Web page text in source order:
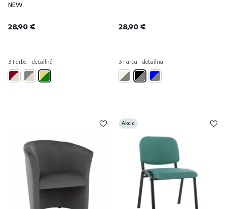
NEW
28,90 €
3 Farba - detailná
28,90 €
3 Farba - detailná
Akcia